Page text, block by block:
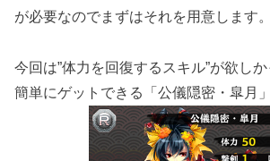
が必要なのでまずはそれを用意します。
今回は”体力を回復するスキル”が欲し
簡単にゲットできる「公儀隠密・皐月